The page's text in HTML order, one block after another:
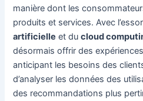
manière dont les
produits et services. Avec l’essor
artificielle et ducloud
désormais offrir des
anticipant les besoins des
d’analyser les données des
des recommandations plus